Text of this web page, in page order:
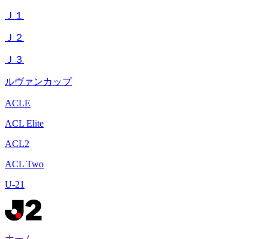
Ｊ１
Ｊ２
Ｊ３
ルヴァンカップ
ACLE
ACL Elite
ACL2
ACL Two
U-21